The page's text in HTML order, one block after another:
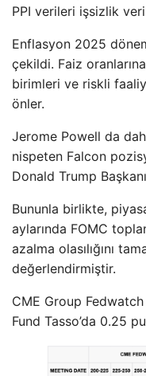
PPI verileri işsizlik
Enflasyon 2025
çekildi. Faiz
birimleri ve riskli
önler.
Jerome Powell da
nispeten Falcon
Donald Trump
Bununla birlikte,
aylarında FOMC
azalma olasılığını
değerlendirmiştir.
CME Group Fedwatch
Fund Tasso’da 0.25